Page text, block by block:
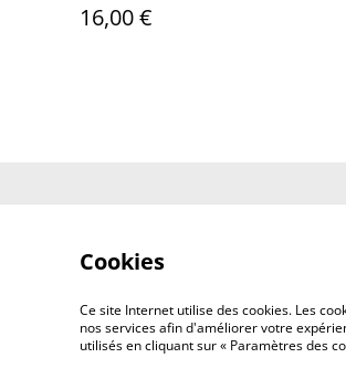
16,00 €
©2026 LE PONT DU VENT
Cookies
Ce site Internet utilise des cookies. Les
nos services afin d'améliorer votre
utilisés en cliquant sur « Paramètres des